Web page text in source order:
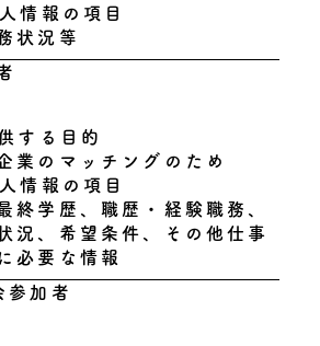
情報の項目
状況等
する目的
業のマッチングのため
情報の項目
終学歴、職歴・経験職務、
況、希望条件、その他仕事
必要な情報
参加者